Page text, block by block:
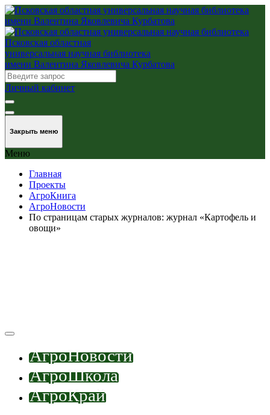
Псковская областная
универсальная научная библиотека
имени Валентина Яковлевича Курбатова
Личный кабинет
Закрыть меню
Меню
Главная
Проекты
АгроКнига
АгроНовости
По страницам старых журналов: журнал «Картофель и
овощи»
АгроНовости
АгроШкола
АгроКрай